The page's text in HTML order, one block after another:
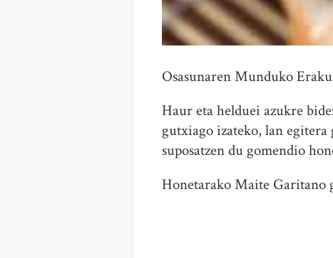
Osasunaren Munduko
Haur eta helduei azukre
gutxiago izateko, lan egitera
suposatzen du gomendio
Honetarako Maite